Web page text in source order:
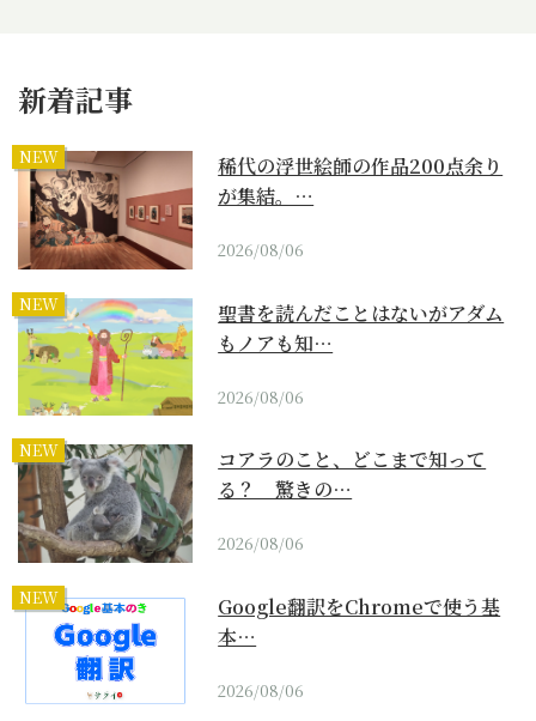
新着記事
NEW
稀代の浮世絵師の作品200点余り
が集結。…
2026/08/06
NEW
聖書を読んだことはないがアダム
もノアも知…
2026/08/06
NEW
コアラのこと、どこまで知って
る？ 驚きの…
2026/08/06
NEW
Google翻訳をChromeで使う基
本…
2026/08/06